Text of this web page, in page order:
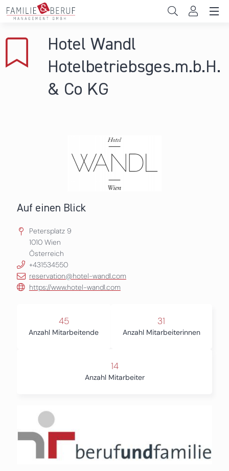
Direkt zum Inhalt
Gemeinden
Hochschulen
Hotel Wandl
Hotelbetriebsges.m.b.H.
& Co KG
Auf einen Blick
Petersplatz 9
1010 Wien
Österreich
+431534550
reservation@hotel-wandl.com
https://www.hotel-wandl.com
45
Anzahl Mitarbeitende
31
Anzahl Mitarbeiterinnen
14
Anzahl Mitarbeiter